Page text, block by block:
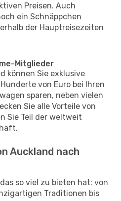
Preisen. Auch
ein Schnäppchen
der Hauptreisezeiten
Mitglieder
können Sie exklusive
von Euro bei Ihren
sparen, neben vielen
Sie alle Vorteile von
Sie Teil der weltweit
Auckland nach
so viel zu bieten hat: von
Traditionen bis